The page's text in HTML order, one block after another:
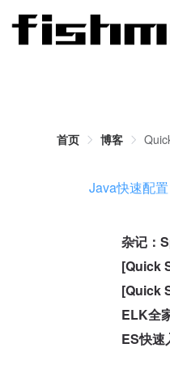
首页 博客
Java快速配置
杂记：
[Quick
[Quick
ELK全
ES快